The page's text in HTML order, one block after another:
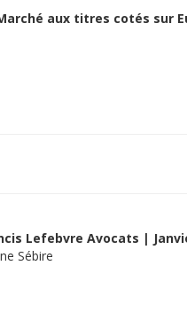
aux titres cotés sur
Lefebvre Avocats |
Sébire